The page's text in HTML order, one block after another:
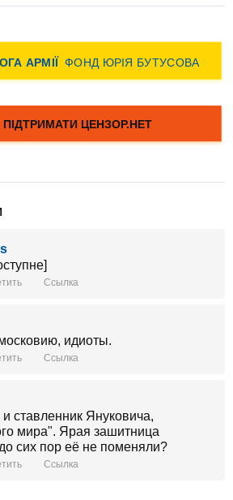
Ссылка
идиоты.
Ссылка
ставленник Януковича,
мира". Ярая зашитница
сих пор её не поменяли?
Ссылка